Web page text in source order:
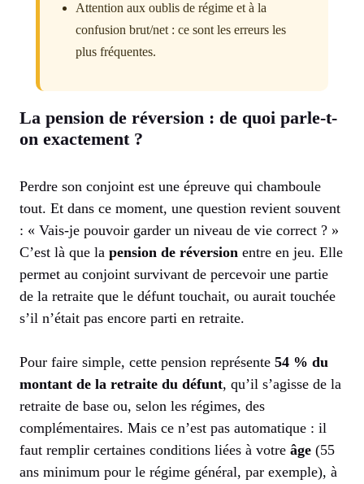
Attention aux oublis de régime et à la
confusion brut/net : ce sont les erreurs les
plus fréquentes.
La pension de réversion : de quoi parle-t-
on exactement ?
Perdre son conjoint est une épreuve qui chamboule
tout. Et dans ce moment, une question revient souvent
: « Vais-je pouvoir garder un niveau de vie correct ? »
C’est là que la pension de réversion entre en jeu. Elle
permet au conjoint survivant de percevoir une partie
de la retraite que le défunt touchait, ou aurait touchée
s’il n’était pas encore parti en retraite.
Pour faire simple, cette pension représente 54 % du
montant de la retraite du défunt, qu’il s’agisse de la
retraite de base ou, selon les régimes, des
complémentaires. Mais ce n’est pas automatique : il
faut remplir certaines conditions liées à votre âge (55
ans minimum pour le régime général, par exemple), à